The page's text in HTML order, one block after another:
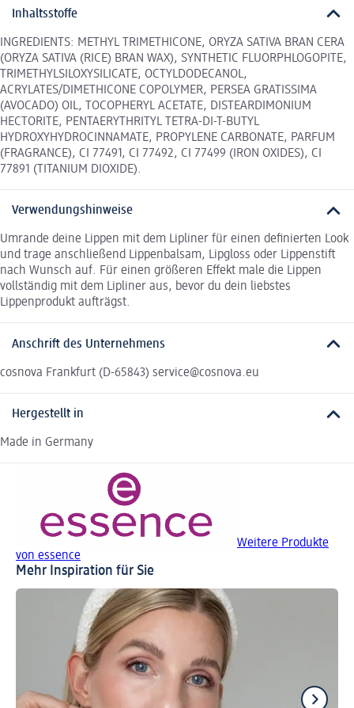
Inhaltsstoffe
INGREDIENTS: METHYL TRIMETHICONE, ORYZA SATIVA BRAN CERA
(ORYZA SATIVA (RICE) BRAN WAX), SYNTHETIC FLUORPHLOGOPITE,
TRIMETHYLSILOXYSILICATE, OCTYLDODECANOL,
ACRYLATES/DIMETHICONE COPOLYMER, PERSEA GRATISSIMA
(AVOCADO) OIL, TOCOPHERYL ACETATE, DISTEARDIMONIUM
HECTORITE, PENTAERYTHRITYL TETRA-DI-T-BUTYL
HYDROXYHYDROCINNAMATE, PROPYLENE CARBONATE, PARFUM
(FRAGRANCE), CI 77491, CI 77492, CI 77499 (IRON OXIDES), CI
77891 (TITANIUM DIOXIDE).
Verwendungshinweise
Umrande deine Lippen mit dem Lipliner für einen definierten Look
und trage anschließend Lippenbalsam, Lipgloss oder Lippenstift
nach Wunsch auf. Für einen größeren Effekt male die Lippen
vollständig mit dem Lipliner aus, bevor du dein liebstes
Lippenprodukt aufträgst.
Anschrift des Unternehmens
cosnova Frankfurt (D-65843) service@cosnova.eu
Hergestellt in
Made in Germany
Weitere Produkte
von essence
Mehr Inspiration für Sie